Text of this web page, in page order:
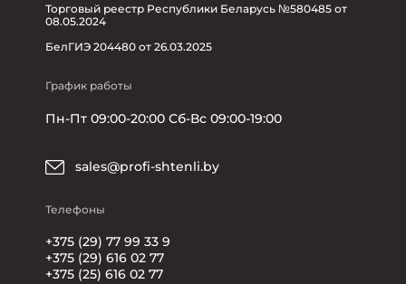
Торговый реестр Республики Беларусь №580485 от
08.05.2024
БелГИЭ 204480 от 26.03.2025
График работы
Пн-Пт 09:00-20:00 Сб-Вс 09:00-19:00
sales@profi-shtenli.by
Телефоны
+375 (29) 77 99 33 9
+375 (29) 616 02 77
+375 (25) 616 02 77